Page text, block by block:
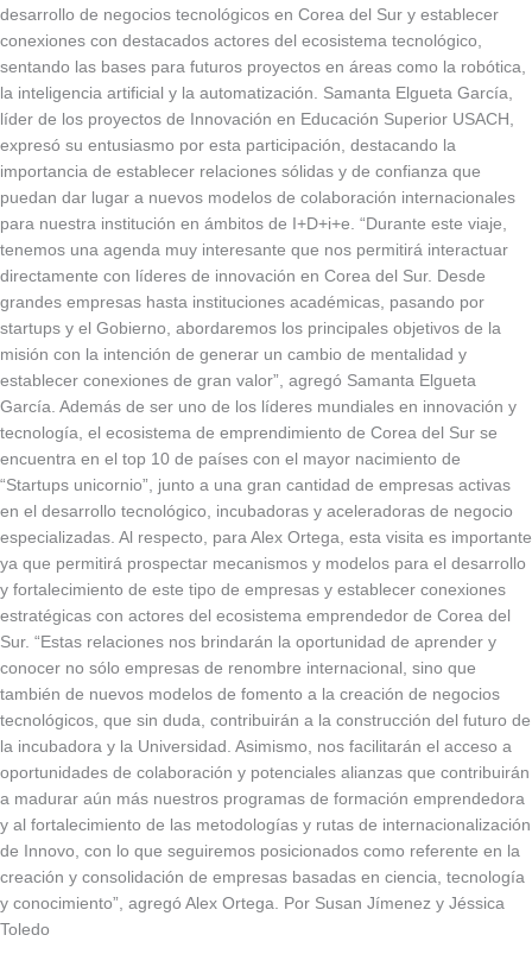
desarrollo de negocios tecnológicos en Corea del Sur y establecer
conexiones con destacados actores del ecosistema tecnológico,
sentando las bases para futuros proyectos en áreas como la robótica,
la inteligencia artificial y la automatización. Samanta Elgueta García,
líder de los proyectos de Innovación en Educación Superior USACH,
expresó su entusiasmo por esta participación, destacando la
importancia de establecer relaciones sólidas y de confianza que
puedan dar lugar a nuevos modelos de colaboración internacionales
para nuestra institución en ámbitos de I+D+i+e. “Durante este viaje,
tenemos una agenda muy interesante que nos permitirá interactuar
directamente con líderes de innovación en Corea del Sur. Desde
grandes empresas hasta instituciones académicas, pasando por
startups y el Gobierno, abordaremos los principales objetivos de la
misión con la intención de generar un cambio de mentalidad y
establecer conexiones de gran valor”, agregó Samanta Elgueta
García. Además de ser uno de los líderes mundiales en innovación y
tecnología, el ecosistema de emprendimiento de Corea del Sur se
encuentra en el top 10 de países con el mayor nacimiento de
“Startups unicornio”, junto a una gran cantidad de empresas activas
en el desarrollo tecnológico, incubadoras y aceleradoras de negocio
especializadas. Al respecto, para Alex Ortega, esta visita es importante
ya que permitirá prospectar mecanismos y modelos para el desarrollo
y fortalecimiento de este tipo de empresas y establecer conexiones
estratégicas con actores del ecosistema emprendedor de Corea del
Sur. “Estas relaciones nos brindarán la oportunidad de aprender y
conocer no sólo empresas de renombre internacional, sino que
también de nuevos modelos de fomento a la creación de negocios
tecnológicos, que sin duda, contribuirán a la construcción del futuro de
la incubadora y la Universidad. Asimismo, nos facilitarán el acceso a
oportunidades de colaboración y potenciales alianzas que contribuirán
a madurar aún más nuestros programas de formación emprendedora
y al fortalecimiento de las metodologías y rutas de internacionalización
de Innovo, con lo que seguiremos posicionados como referente en la
creación y consolidación de empresas basadas en ciencia, tecnología
y conocimiento”, agregó Alex Ortega. Por Susan Jímenez y Jéssica
Toledo